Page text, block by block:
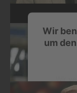
Wir
um
Wertschätzung
Als Preisträgerin
man nur